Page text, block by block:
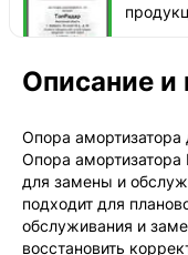
Описание и
Опора амортизатора
Опора амортизатора
для замены и
подходит для
обслуживания и
восстановить